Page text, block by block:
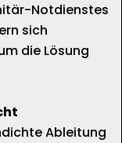
Notdienstes
sich
die Lösung
Ableitung